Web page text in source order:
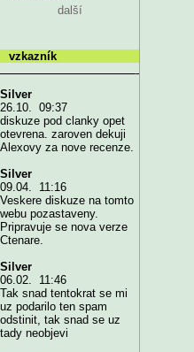
další
vzkazník
Silver
26.10. 09:37
diskuze pod clanky opet
otevrena. zaroven dekuji
Alexovy za nove recenze.
Silver
09.04. 11:16
Veskere diskuze na tomto
webu pozastaveny.
Pripravuje se nova verze
Ctenare.
Silver
06.02. 11:46
Tak snad tentokrat se mi
uz podarilo ten spam
odstinit, tak snad se uz
tady neobjevi